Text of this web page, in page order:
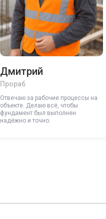
Дмитрий
Прораб
Отвечаю за рабочие процессы на
объекте. Делаю всё, чтобы
фундамент был выполнен
надёжно и точно.